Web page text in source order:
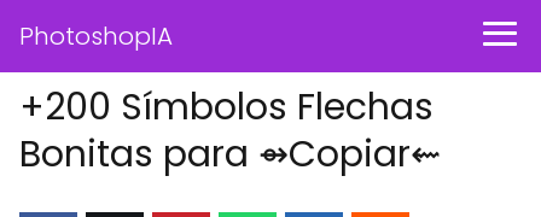
PhotoshopIA
+200 Símbolos Flechas
Bonitas para ⇴Copiar⇜